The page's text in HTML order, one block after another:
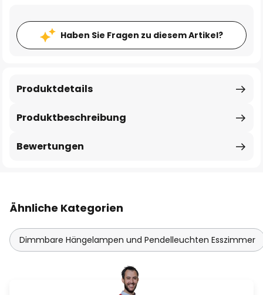
Haben Sie Fragen zu diesem Artikel?
Produktbeschreibung
Produktdetails
Bewertungen
Ähnliche Kategorien
Dimmbare Hängelampen und Pendelleuchten Esszimmer